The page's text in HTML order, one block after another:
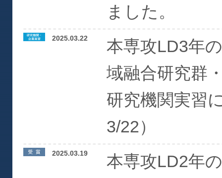
ました。
2025.03.22
本専攻LD3年
域融合研究群
研究機関実習
3/22）
2025.03.19
本専攻LD2年